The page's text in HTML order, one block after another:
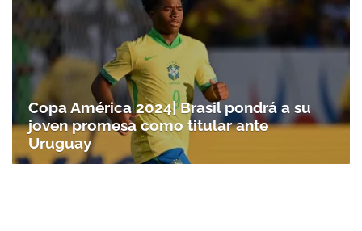
Copa América 2024| Brasil pondrá a su
joven promesa como titular ante
Uruguay